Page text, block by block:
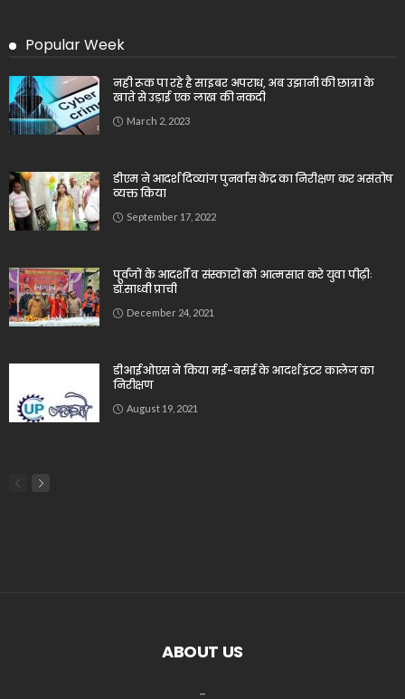
Popular Week
नही रूक पा रहे है साइबर अपराध, अब उझानी की छात्रा के
खाते से उड़ाई एक लाख की नकदी
March 2, 2023
डीएम ने आदर्श दिव्यांग पुनर्वास केंद्र का निरीक्षण कर असंतोष
व्यक्त किया
September 17, 2022
पूर्वजों के आदर्शों व संस्कारों को आत्मसात करे युवा पीढ़ीः
डॉ.साध्वी प्राची
December 24, 2021
डीआईओएस ने किया मई-बसई के आदर्श इंटर कालेज का
निरीक्षण
August 19, 2021
ABOUT US